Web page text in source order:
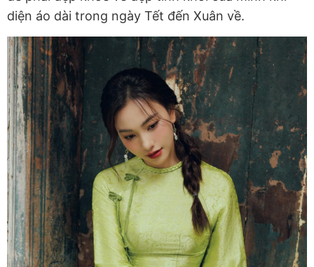
diện áo dài trong ngày Tết đến Xuân về.